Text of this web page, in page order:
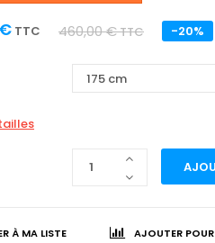
TTC 460,00 €TTC -20%
À MA LISTE AJOUTER